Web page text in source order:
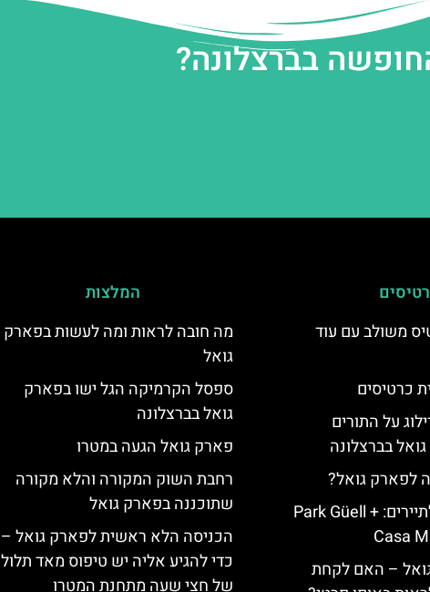
בברצלונה?
משולב עם עוד
כרטיסים
על התורים
בברצלונה
לפארק גואל?
כרטיס משולב לתיירים: Park Güell +
Casa
– האם לקחת
המלצות
מה חובה לראות ומה לעשות בפארק
גואל
ספסל הקרמיקה הגל ישו בפארק
גואל בברצלונה
פארק גואל הגעה במטרו
רחבת השוק המקורה והלא מקורה
שתוכננה בפארק גואל
הכניסה הלא ראשית לפארק גואל –
כדי להגיע אליה יש טיפוס מאד תלול
של חצי שעה מתחנת המטרו